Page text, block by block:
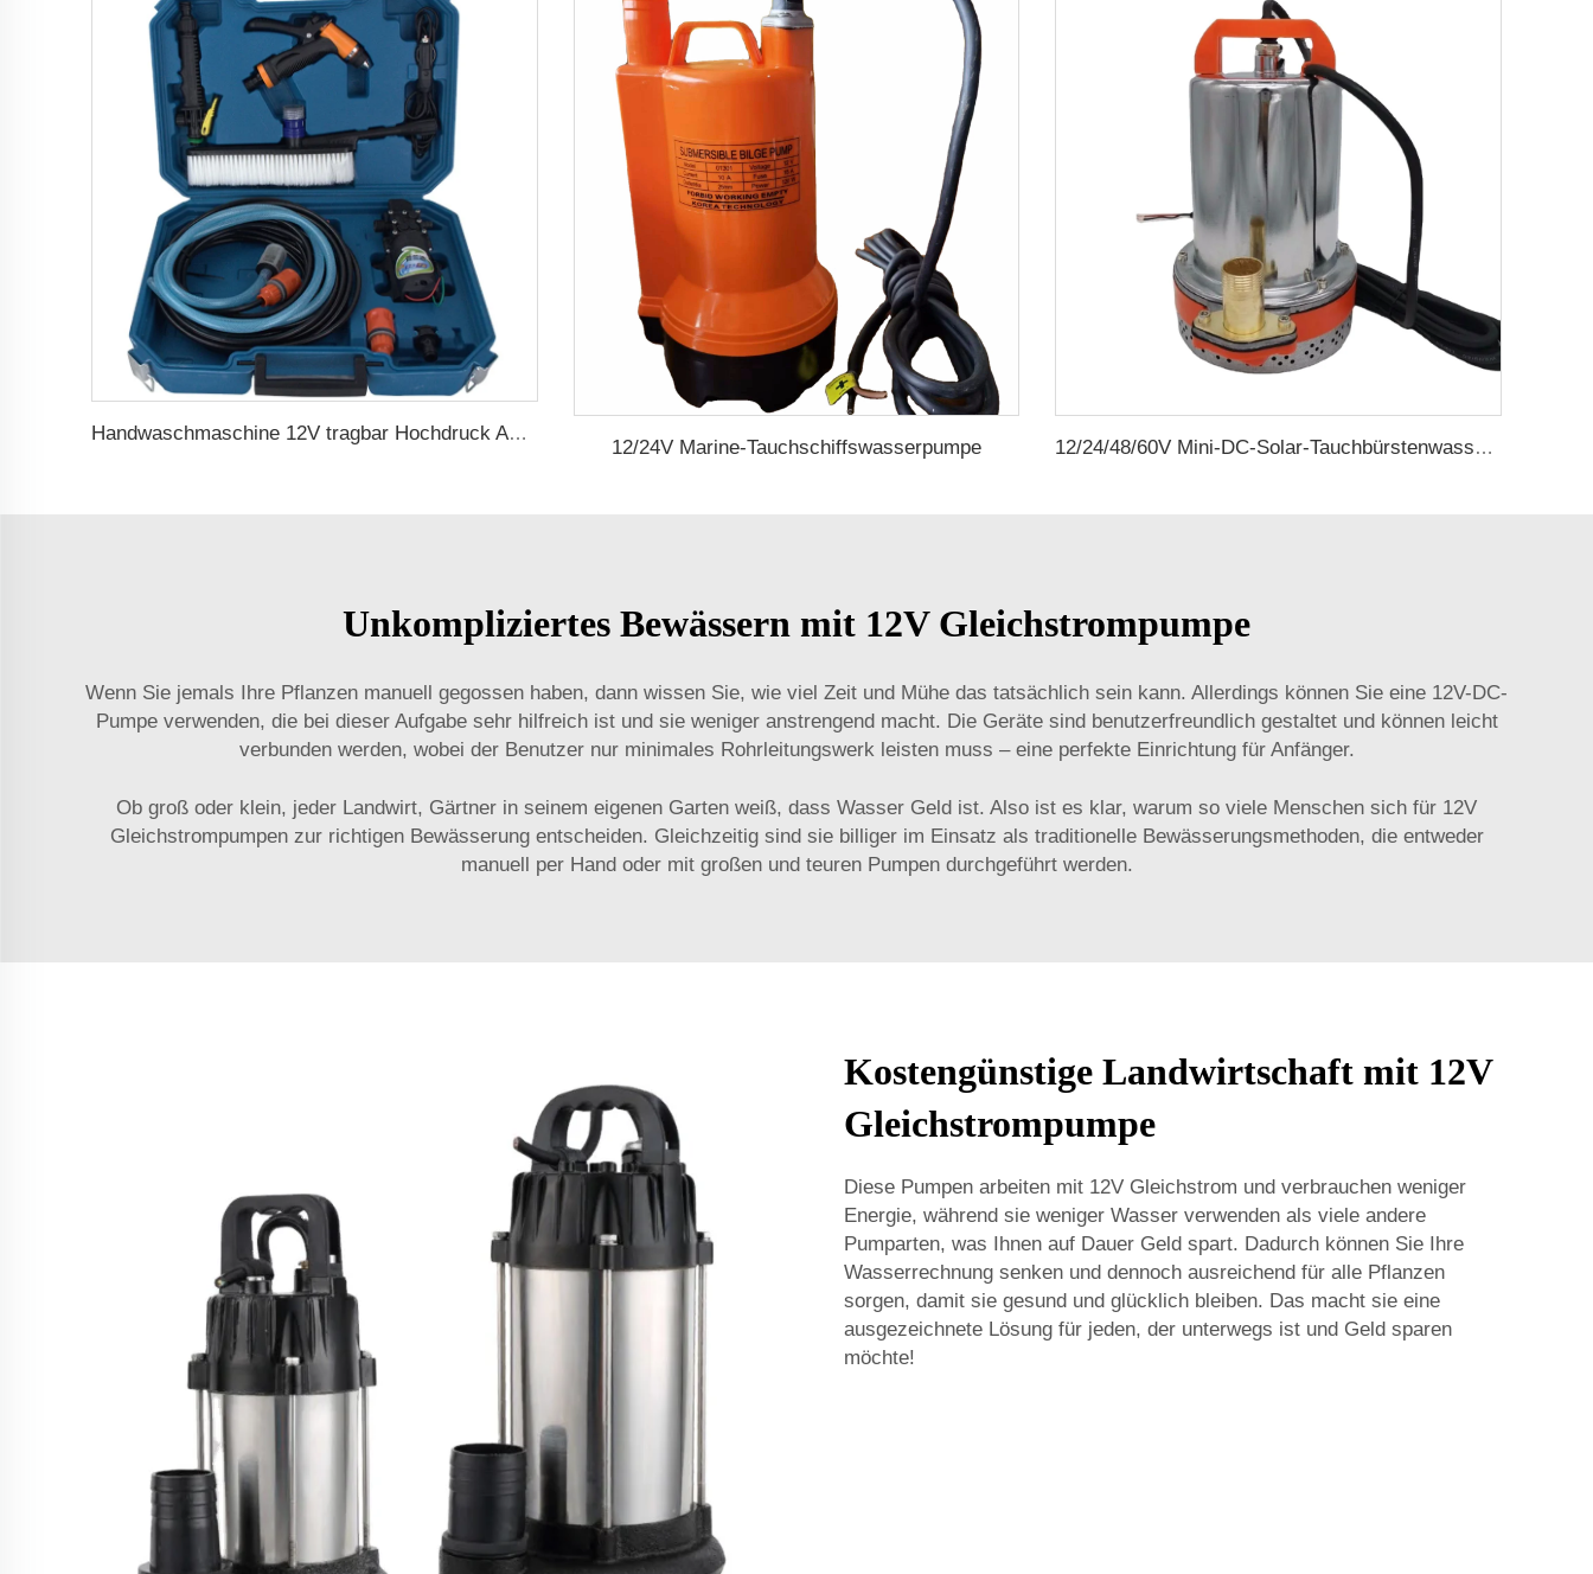
Handwaschmaschine 12V tragbar Hochdruck Autowaschmaschinenpumpe
12/24V Marine-Tauchschiffswasserpumpe 12/24/48/60V Mini-DC-Solar-Tauchbürstenwasserpumpe
Unkompliziertes Bewässern mit 12V Gleichstrompumpe
Wenn Sie jemals Ihre Pflanzen manuell gegossen haben, dann wissen Sie, wie viel Zeit und Mühe das tatsächlich sein kann. Allerdings können Sie eine 12V-DC-
Pumpe verwenden, die bei dieser Aufgabe sehr hilfreich ist und sie weniger anstrengend macht. Die Geräte sind benutzerfreundlich gestaltet und können leicht
verbunden werden, wobei der Benutzer nur minimales Rohrleitungswerk leisten muss – eine perfekte Einrichtung für Anfänger.
Ob groß oder klein, jeder Landwirt, Gärtner in seinem eigenen Garten weiß, dass Wasser Geld ist. Also ist es klar, warum so viele Menschen sich für 12V
Gleichstrompumpen zur richtigen Bewässerung entscheiden. Gleichzeitig sind sie billiger im Einsatz als traditionelle Bewässerungsmethoden, die entweder
manuell per Hand oder mit großen und teuren Pumpen durchgeführt werden.
Kostengünstige Landwirtschaft mit 12V
Gleichstrompumpe
Diese Pumpen arbeiten mit 12V Gleichstrom und verbrauchen weniger
Energie, während sie weniger Wasser verwenden als viele andere
Pumparten, was Ihnen auf Dauer Geld spart. Dadurch können Sie Ihre
Wasserrechnung senken und dennoch ausreichend für alle Pflanzen
sorgen, damit sie gesund und glücklich bleiben. Das macht sie eine
ausgezeichnete Lösung für jeden, der unterwegs ist und Geld sparen
möchte!